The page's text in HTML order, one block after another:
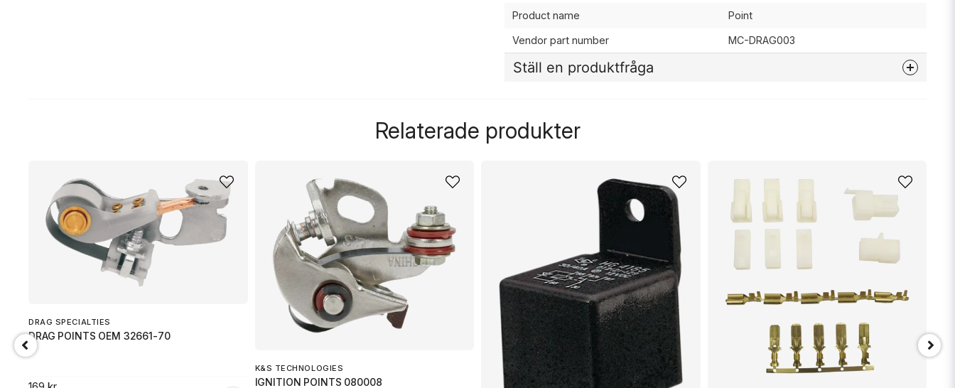
Product name Point
Vendor part number MC-DRAG003
Ställ en produktfråga
email
Mejladress
Ja, ni får publicera min fråga
Relaterade produkter
DRAG SPECIALTIES
DRAG POINTS OEM 32661-70
K&S TECHNOLOGIES
IGNITION POINTS 080008